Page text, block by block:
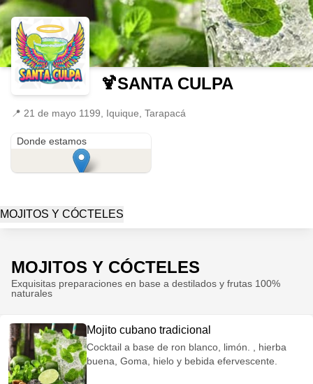
🍹SANTA CULPA
📍 21 de mayo 1199, Iquique, Tarapacá
Donde estamos
MOJITOS Y CÓCTELES
MOJITOS Y CÓCTELES
Exquisitas preparaciones en base a destilados y frutas 100%
naturales
Mojito cubano tradicional
Cocktail a base de ron blanco, limón. , hierba
buena, Goma, hielo y bebida efervescente.